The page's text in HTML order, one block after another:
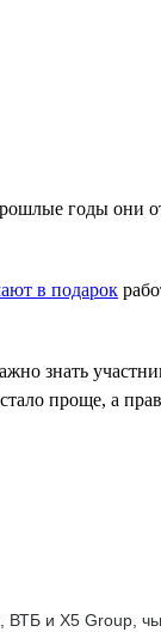
годы они
в подарок
знать
проще, а
и X5 Group,